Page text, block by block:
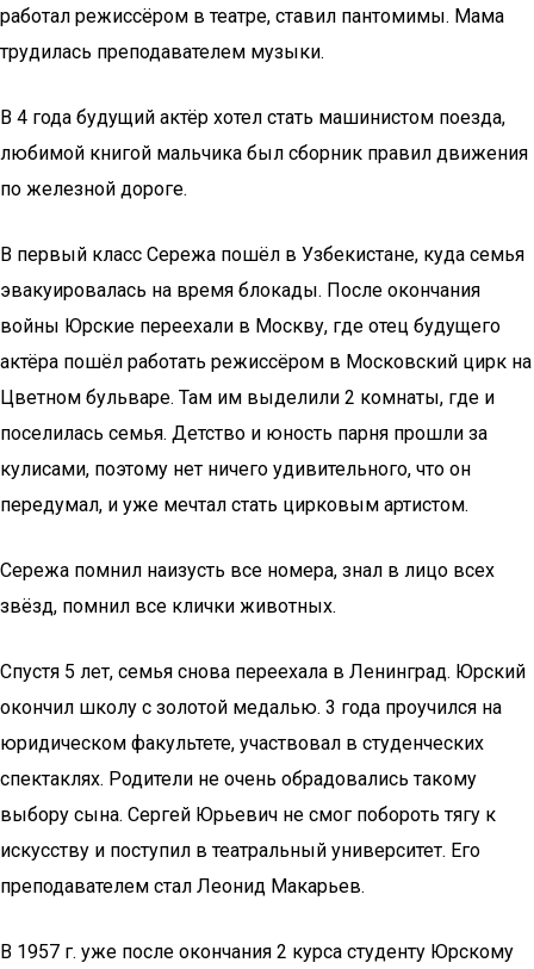
работал режиссёром в театре, ставил пантомимы. Мама
трудилась преподавателем музыки.
В 4 года будущий актёр хотел стать машинистом поезда,
любимой книгой мальчика был сборник правил движения
по железной дороге.
В первый класс Сережа пошёл в Узбекистане, куда семья
эвакуировалась на время блокады. После окончания
войны Юрские переехали в Москву, где отец будущего
актёра пошёл работать режиссёром в Московский цирк на
Цветном бульваре. Там им выделили 2 комнаты, где и
поселилась семья. Детство и юность парня прошли за
кулисами, поэтому нет ничего удивительного, что он
передумал, и уже мечтал стать цирковым артистом.
Сережа помнил наизусть все номера, знал в лицо всех
звёзд, помнил все клички животных.
Спустя 5 лет, семья снова переехала в Ленинград. Юрский
окончил школу с золотой медалью. 3 года проучился на
юридическом факультете, участвовал в студенческих
спектаклях. Родители не очень обрадовались такому
выбору сына. Сергей Юрьевич не смог побороть тягу к
искусству и поступил в театральный университет. Его
преподавателем стал Леонид Макарьев.
В 1957 г. уже после окончания 2 курса студенту Юрскому